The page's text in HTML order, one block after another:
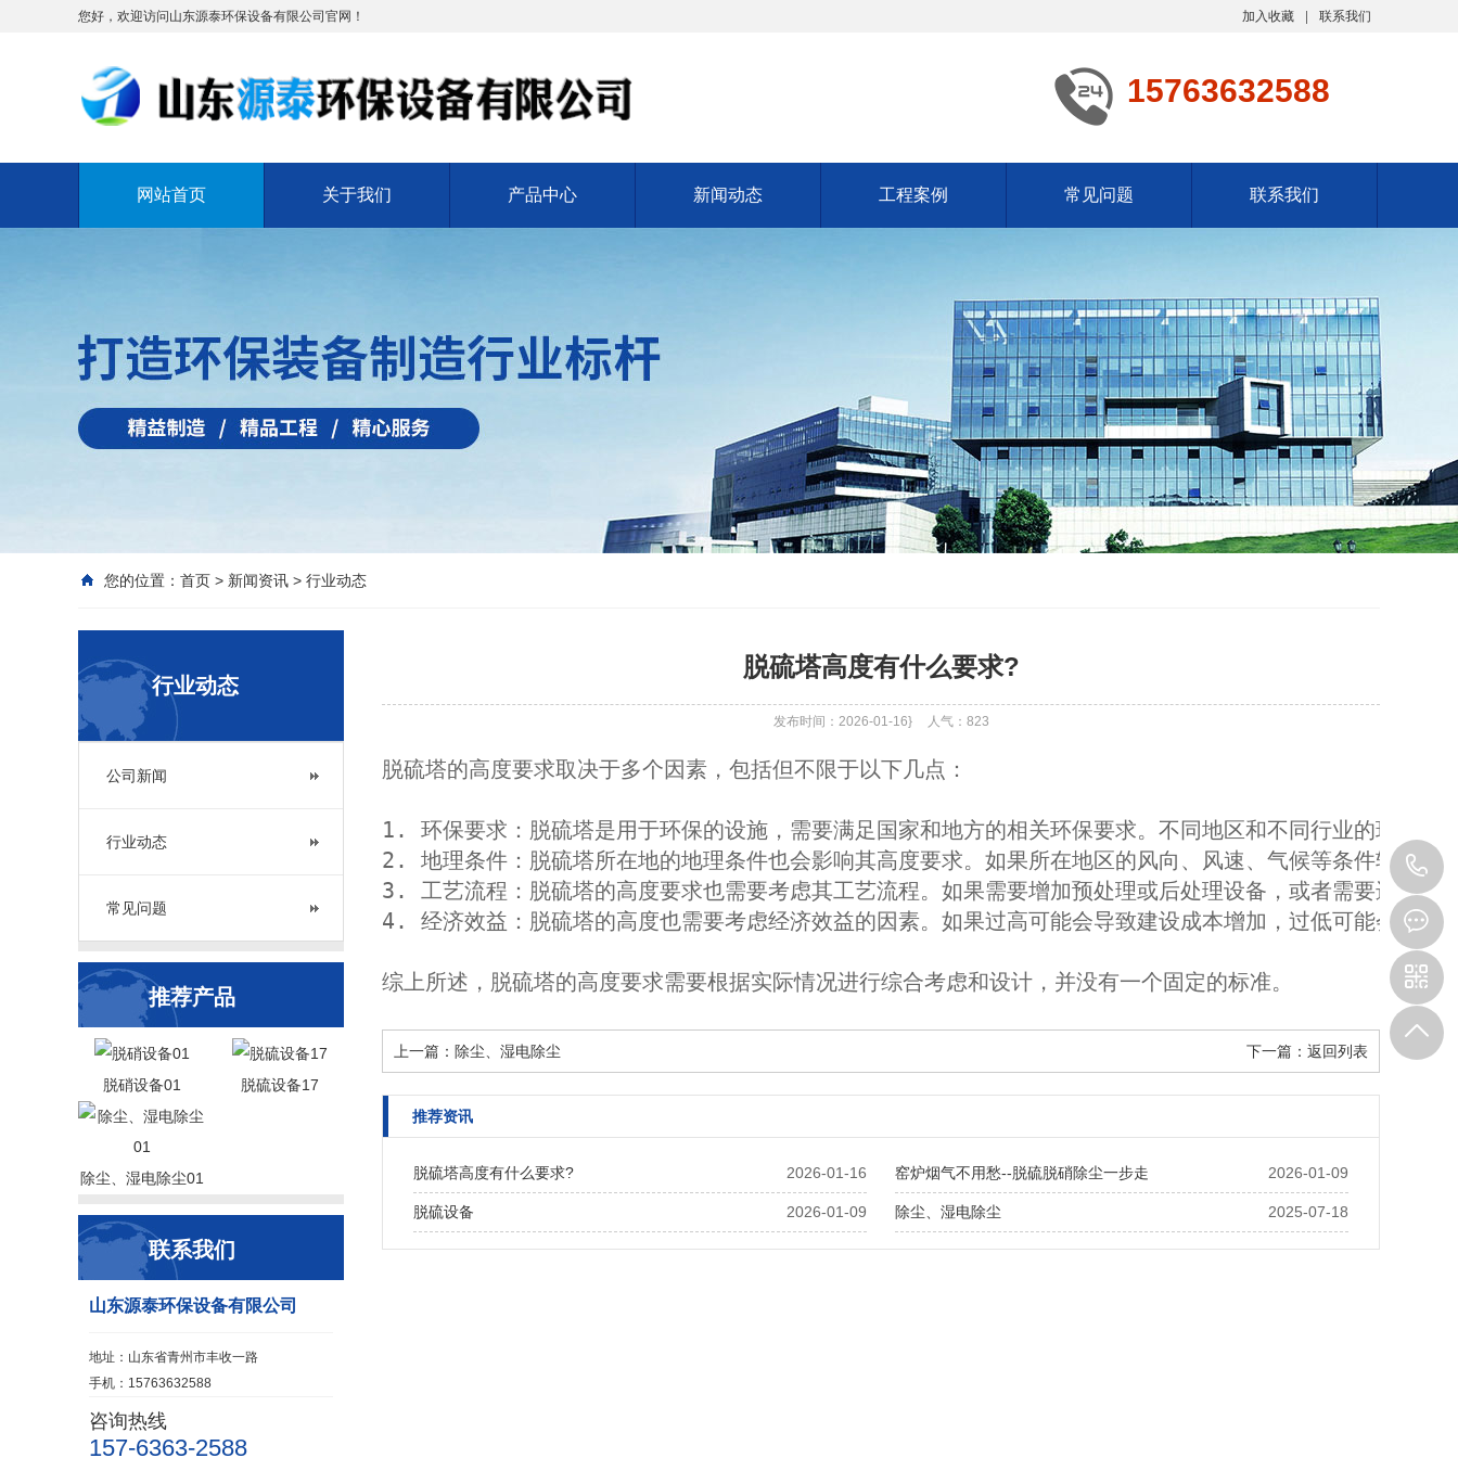
您好，欢迎访问山东源泰环保设备有限公司官网！ 加入收藏 联系我们
15763632588
网站首页 关于我们 产品中心 新闻动态 工程案例 常见问题 联系我们
您的位置： 首页 > 新闻资讯 > 行业动态
行业动态
公司新闻
行业动态
常见问题
推荐产品
脱硝设备01 脱硫设备17
除尘、湿电除尘01
联系我们
山东源泰环保设备有限公司
地址：山东省青州市丰收一路
手机：15763632588
咨询热线
157-6363-2588
脱硫塔高度有什么要求?
发布时间：2026-01-16} 人气： 823
脱硫塔的高度要求取决于多个因素，包括但不限于以下几点：
1. 环保要求：脱硫塔是用于环保的设施，需要满足国家和地方的相关环保要求。不同地区和不同行业的环保要
2. 地理条件：脱硫塔所在地的地理条件也会影响其高度要求。如果所在地区的风向、风速、气候等条件较为复
3. 工艺流程：脱硫塔的高度要求也需要考虑其工艺流程。如果需要增加预处理或后处理设备，或者需要进行压
4. 经济效益：脱硫塔的高度也需要考虑经济效益的因素。如果过高可能会导致建设成本增加，过低可能会导致
综上所述，脱硫塔的高度要求需要根据实际情况进行综合考虑和设计，并没有一个固定的标准。
上一篇： 除尘、湿电除尘 下一篇： 返回列表
推荐资讯
2026-01-16
脱硫塔高度有什么要求? 2026-01-09
窑炉烟气不用愁--脱硫脱硝除尘一步走
2026-01-09
脱硫设备 2025-07-18
除尘、湿电除尘